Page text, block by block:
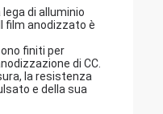
di alluminio
film anodizzato è
finiti per
di CC.
la resistenza
e della sua